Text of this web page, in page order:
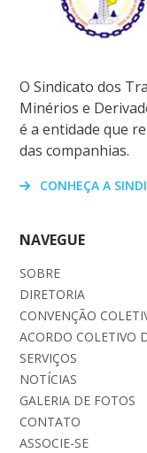
O Sindicato dos
Minérios e
é a entidade que
das companhias.
CONHEÇA A
NAVEGUE
SOBRE
DIRETORIA
CONVENÇÃO
ACORDO COLETIVO
SERVIÇOS
NOTÍCIAS
GALERIA DE FOTOS
CONTATO
ASSOCIE-SE